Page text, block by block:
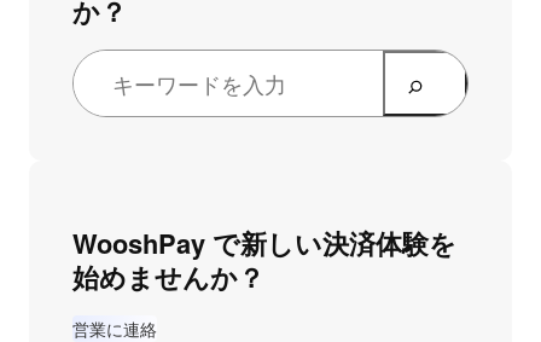
か？
WooshPay で新しい決済体験を
始めませんか？
営業に連絡